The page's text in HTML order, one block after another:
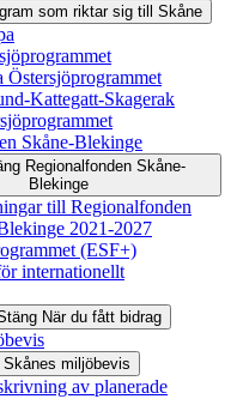
som riktar sig till Skåne
Östersjöprogrammet
Kattegatt-Skagerak
Skåne-Blekinge
Regionalfonden Skåne-
Blekinge
till Regionalfonden
2021-2027
(ESF+)
internationellt
När du fått bidrag
Skånes miljöbevis
av planerade